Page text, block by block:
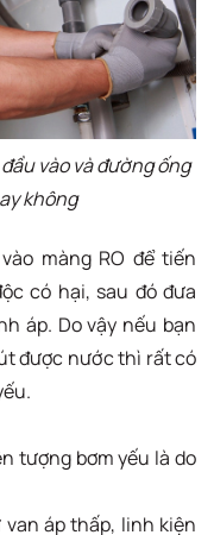
vào và đường ống
không
màng RO để tiến
có hại, sau đó đưa
áp. Do vậy nếu bạn
được nước thì rất có
tượng bơm yếu là do
áp thấp, linh kiện